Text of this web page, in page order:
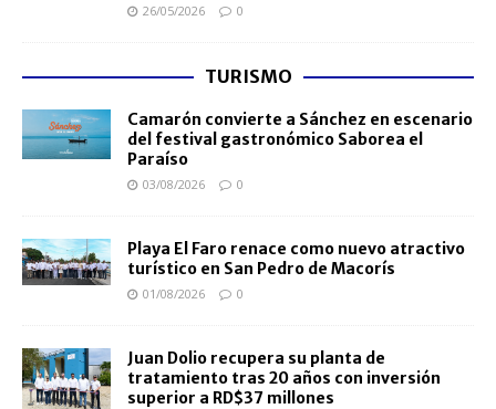
26/05/2026 0
TURISMO
Camarón convierte a Sánchez en escenario
del festival gastronómico Saborea el
Paraíso
03/08/2026 0
Playa El Faro renace como nuevo atractivo
turístico en San Pedro de Macorís
01/08/2026 0
Juan Dolio recupera su planta de
tratamiento tras 20 años con inversión
superior a RD$37 millones